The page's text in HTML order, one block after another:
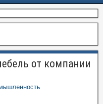
от компании